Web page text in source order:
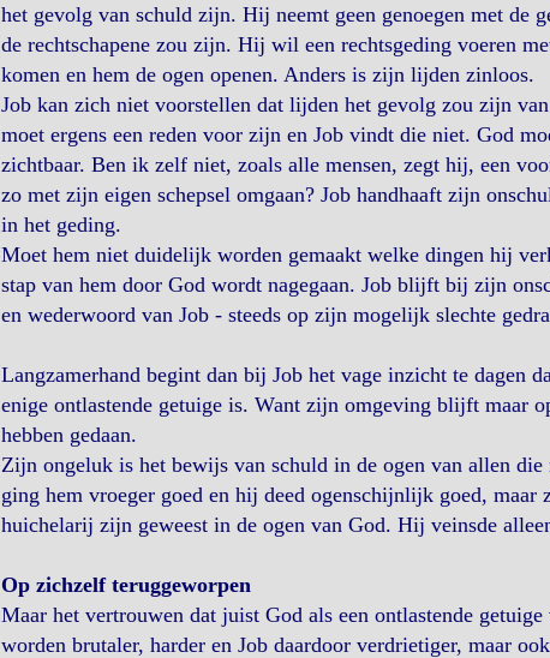
het gevolg van schuld zijn. Hij neemt geen genoegen met de
de rechtschapene zou zijn. Hij wil een rechtsgeding voeren
komen en hem de ogen openen. Anders is zijn lijden zinloos.
Job kan zich niet voorstellen dat lijden het gevolg zou zijn
moet ergens een reden voor zijn en Job vindt die niet. God
zichtbaar. Ben ik zelf niet, zoals alle mensen, zegt hij, een
zo met zijn eigen schepsel omgaan? Job handhaaft zijn
in het geding.
Moet hem niet duidelijk worden gemaakt welke dingen hij
stap van hem door God wordt nagegaan. Job blijft bij zijn
en wederwoord van Job - steeds op zijn mogelijk slechte
Langzamerhand begint dan bij Job het vage inzicht te dagen
enige ontlastende getuige is. Want zijn omgeving blijft maar
hebben gedaan.
Zijn ongeluk is het bewijs van schuld in de ogen van allen
ging hem vroeger goed en hij deed ogenschijnlijk goed, maar
huichelarij zijn geweest in de ogen van God. Hij veinsde
Op zichzelf teruggeworpen
Maar het vertrouwen dat juist God als een ontlastende
worden brutaler, harder en Job daardoor verdrietiger, maar